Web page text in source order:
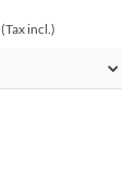
(Tax incl.)